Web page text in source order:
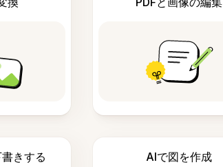
きする AIで図を作成